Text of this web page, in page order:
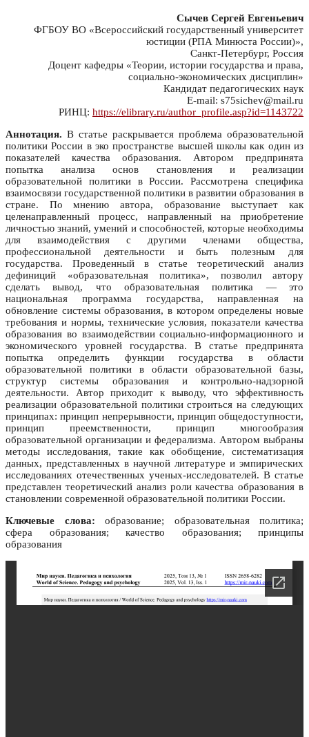
Сычев Сергей Евгеньевич
ФГБОУ ВО «Всероссийский государственный университет
юстиции (РПА Минюста России)»,
Санкт-Петербург, Россия
Доцент кафедры «Теории, истории государства и права,
социально-экономических дисциплин»
Кандидат педагогических наук
E-mail: s75sichev@mail.ru
РИНЦ: https://elibrary.ru/author_profile.asp?id=1143722
Аннотация. В статье раскрывается проблема образовательной
политики России в эко пространстве высшей школы как один из
показателей качества образования. Автором предпринята
попытка анализа основ становления и реализации
образовательной политики в России. Рассмотрена специфика
взаимосвязи государственной политики в развитии образования в
стране. По мнению автора, образование выступает как
целенаправленный процесс, направленный на приобретение
личностью знаний, умений и способностей, которые необходимы
для взаимодействия с другими членами общества,
профессиональной деятельности и быть полезным для
государства. Проведенный в статье теоретический анализ
дефиниций «образовательная политика», позволил автору
сделать вывод, что образовательная политика — это
национальная программа государства, направленная на
обновление системы образования, в котором определены новые
требования и нормы, технические условия, показатели качества
образования во взаимодействии социально-информационного и
экономического уровней государства. В статье предпринята
попытка определить функции государства в области
образовательной политики в области образовательной базы,
структур системы образования и контрольно-надзорной
деятельности. Автор приходит к выводу, что эффективность
реализации образовательной политики строиться на следующих
принципах: принцип непрерывности, принцип общедоступности,
принцип преемственности, принцип многообразия
образовательной организации и федерализма. Автором выбраны
методы исследования, такие как обобщение, систематизация
данных, представленных в научной литературе и эмпирических
исследованиях отечественных ученых-исследователей. В статье
представлен теоретический анализ роли качества образования в
становлении современной образовательной политики России.
Ключевые слова: образование; образовательная политика;
сфера образования; качество образования; принципы
образования